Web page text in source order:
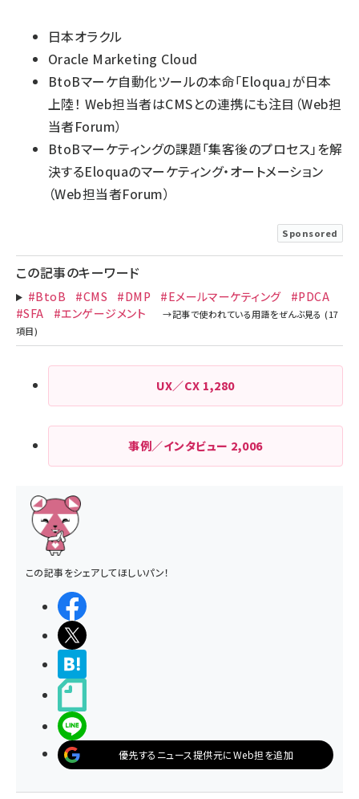
日本オラクル
Oracle Marketing Cloud
BtoBマーケ自動化ツールの本命「Eloqua」が日本
上陸！ Web担当者はCMSとの連携にも注目 （Web担
当者Forum）
BtoBマーケティングの課題「集客後のプロセス」を解
決するEloquaのマーケティング・オートメーション
（Web担当者Forum）
Sponsored
この記事のキーワード
#BtoB #CMS #DMP #Eメールマーケティング
#PDCA
#SFA
#エンゲージメント
UX／CX 1,280
事例／インタビュー 2,006
この記事をシェアしてほしいパン！
優先するニュース提供元にWeb担を追加